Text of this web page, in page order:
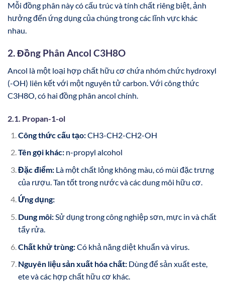
Mỗi đồng phân này có cấu trúc và tính chất riêng biệt, ảnh
hưởng đến ứng dụng của chúng trong các lĩnh vực khác
nhau.
2. Đồng Phân Ancol C3H8O
Ancol là một loại hợp chất hữu cơ chứa nhóm chức hydroxyl
(-OH) liên kết với một nguyên tử carbon. Với công thức
C3H8O, có hai đồng phân ancol chính.
2.1. Propan-1-ol
Công thức cấu tạo:CH3-CH2-CH2-OH
Tên gọi khác:n-propyl alcohol
Đặc điểm:Là một chất lỏng không màu, có mùi đặc trưng
của rượu. Tan tốt trong nước và các dung môi hữu cơ.
Ứng dụng:
Dung môi:Sử dụng trong công nghiệp sơn, mực in và chất
tẩy rửa.
Chất khử trùng:Có khả năng diệt khuẩn và virus.
Nguyên liệu sản xuất hóa chất:Dùng để sản xuất este,
ete và các hợp chất hữu cơ khác.